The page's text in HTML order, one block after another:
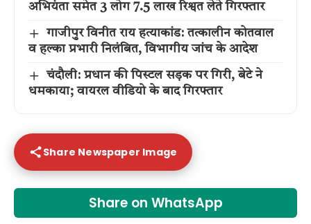
अभियंता समेत 3 लोग 7.5 लाख रिश्वत लेते गिरफ्तार
गाजीपुर विनीत राय हत्याकांड: तत्कालीन कोतवाल
व हल्का प्रभारी निलंबित, विभागीय जांच के आदेश
चंदौली: प्रधान की पिस्टल सड़क पर गिरी, बेटे ने
धमकाया; वायरल वीडियो के बाद गिरफ्तार
Share Newspaper Image
Share on WhatsApp